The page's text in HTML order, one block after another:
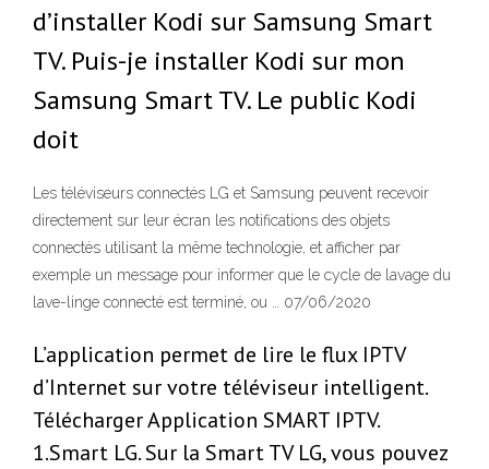
d’installer Kodi sur Samsung Smart
TV. Puis-je installer Kodi sur mon
Samsung Smart TV. Le public Kodi
doit
Les téléviseurs connectés LG et Samsung peuvent recevoir
directement sur leur écran les notifications des objets
connectés utilisant la même technologie, et afficher par
exemple un message pour informer que le cycle de lavage du
lave-linge connecté est terminé, ou … 07/06/2020
L’application permet de lire le flux IPTV
d’Internet sur votre téléviseur intelligent.
Télécharger Application SMART IPTV.
1.Smart LG. Sur la Smart TV LG, vous pouvez